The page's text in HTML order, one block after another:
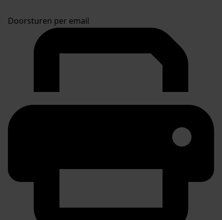
Doorsturen per email